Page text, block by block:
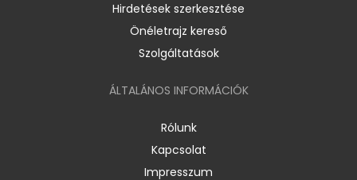
Hirdetések szerkesztése
Önéletrajz kereső
Szolgáltatások
ÁLTALÁNOS INFORMÁCIÓK
Rólunk
Kapcsolat
Impresszum